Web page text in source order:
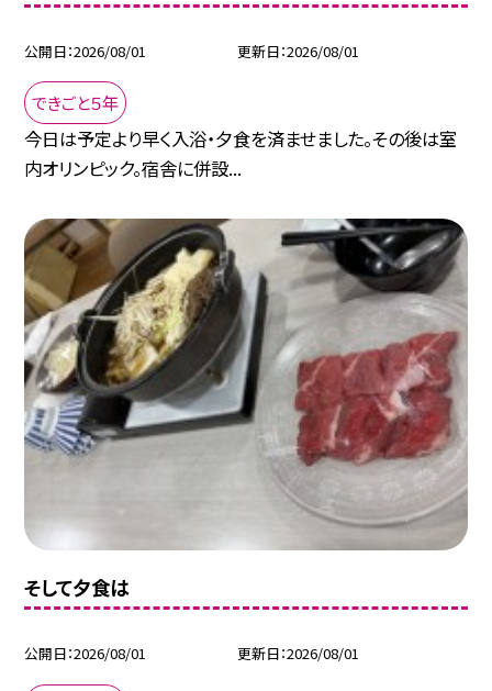
公開日 2026/08/01 更新日 2026/08/01
できごと５年
今日は予定より早く入浴・夕食を済ませました。その後は室
内オリンピック。宿舎に併設...
そして夕食は
公開日 2026/08/01 更新日 2026/08/01